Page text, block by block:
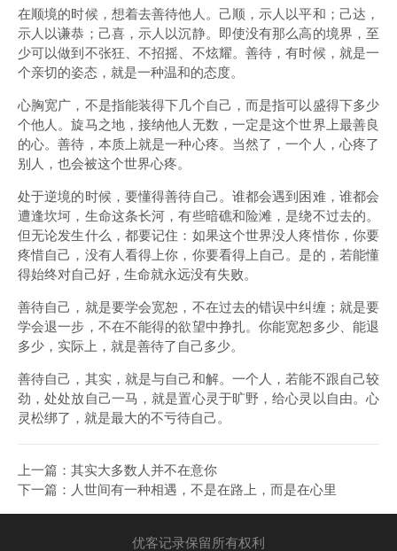
在顺境的时候，想着去善待他人。己顺，示人以平和；己达，
示人以谦恭；己喜，示人以沉静。即使没有那么高的境界，至
少可以做到不张狂、不招摇、不炫耀。善待，有时候，就是一
个亲切的姿态，就是一种温和的态度。
心胸宽广，不是指能装得下几个自己，而是指可以盛得下多少
个他人。旋马之地，接纳他人无数，一定是这个世界上最善良
的心。善待，本质上就是一种心疼。当然了，一个人，心疼了
别人，也会被这个世界心疼。
处于逆境的时候，要懂得善待自己。谁都会遇到困难，谁都会
遭逢坎坷，生命这条长河，有些暗礁和险滩，是绕不过去的。
但无论发生什么，都要记住：如果这个世界没人疼惜你，你要
疼惜自己，没有人看得上你，你要看得上自己。是的，若能懂
得始终对自己好，生命就永远没有失败。
善待自己，就是要学会宽恕，不在过去的错误中纠缠；就是要
学会退一步，不在不能得的欲望中挣扎。你能宽恕多少、能退
多少，实际上，就是善待了自己多少。
善待自己，其实，就是与自己和解。一个人，若能不跟自己较
劲，处处放自己一马，就是置心灵于旷野，给心灵以自由。心
灵松绑了，就是最大的不亏待自己。
上一篇： 其实大多数人并不在意你
下一篇： 人世间有一种相遇，不是在路上，而是在心里
优客记录保留所有权利